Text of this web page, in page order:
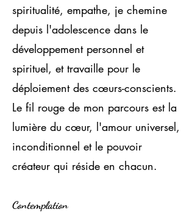
spiritualité, empathe, je chemine
depuis l'adolescence dans le
développement personnel et
spirituel, et travaille pour le
déploiement des cœurs-conscients.
Le fil rouge de mon parcours est la
lumière du cœur, l'amour universel,
inconditionnel et le pouvoir
créateur qui réside en chacun.
Contemplation